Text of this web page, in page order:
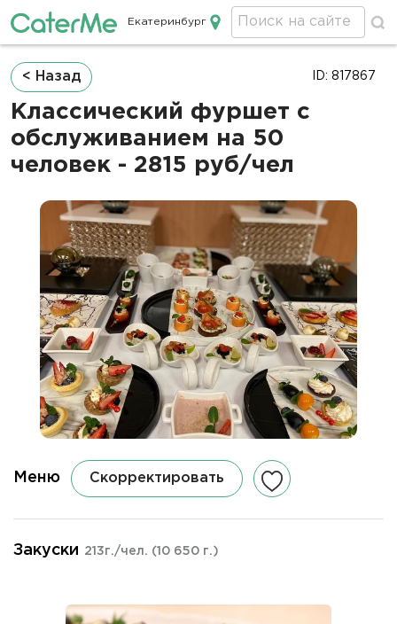
Кейтеринг в Екатеринбурге
Екатеринбург
Строка
навигации
< Назад
Классический фуршет с
обслуживанием на 50
человек - 2815 руб/чел
ID: 817867
Меню Скорректировать
Закуски 213г./чел. (10 650 г.)